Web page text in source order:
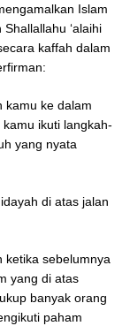
Islam
‘alaihi
kaffah dalam
kamu ke dalam
ikuti langkah-
yang nyata
di atas jalan
ketika sebelumnya
yang di atas
banyak orang
paham